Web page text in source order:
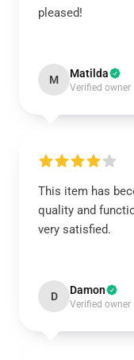
pleased!
M Matilda
Verified owner
This item has
quality and
very satisfied.
D Damon
Verified owner